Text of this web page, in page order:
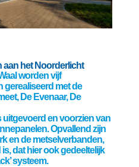
het Noorderlicht
worden vijf
met de
De Evenaar, De
uitgevoerd en voorzien van
Opvallend zijn
en de metselverbanden,
dat hier ook gedeeltelijk
systeem.